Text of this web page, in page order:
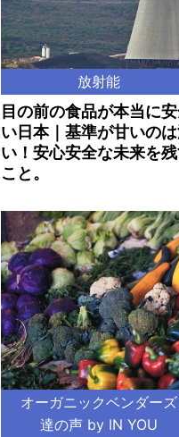
放射能
目の前の食品が本当に
い日本｜基準が甘いの
い！安心安全な未来を
こと。
オーガニックベンダーズ
達の声 by IN YOU